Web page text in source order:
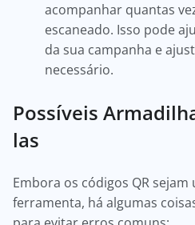
acompanhar quantas
escaneado. Isso pode
da sua campanha e
necessário.
Possíveis
las
Embora os códigos QR sejam
ferramenta, há algumas